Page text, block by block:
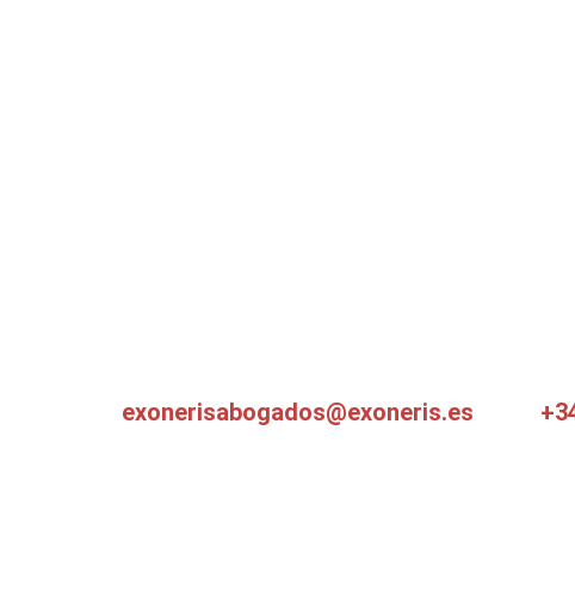
exonerisabogados@exoneris.es